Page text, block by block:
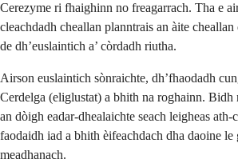
Cerezyme ri fhaighinn no freagarrach. Tha e
cleachdadh cheallan planntrais an àite
de dh’euslaintich a’ còrdadh riutha.
Airson euslaintich sònraichte, dh’fhaodadh
Cerdelga (eliglustat) a bhith na roghainn. Bidh
an dòigh eadar-dhealaichte seach leigheas
faodaidh iad a bhith èifeachdach dha daoine le
meadhanach.